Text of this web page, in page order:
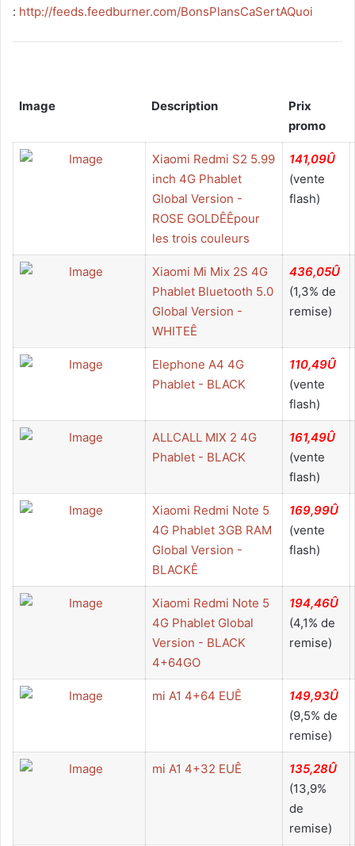
: http://feeds.feedburner.com/BonsPlansCaSertAQuoi
Image Description
Prix
promo
Xiaomi Redmi S2 5.99
inch 4G Phablet
Global Version -
ROSE GOLDÊÊpour
les trois couleurs
141,09Û
(vente
flash)
Xiaomi Mi Mix 2S 4G
Phablet Bluetooth 5.0
Global Version -
WHITEÊ
436,05Û
(1,3% de
remise)
Elephone A4 4G
Phablet - BLACK
110,49Û
(vente
flash)
ALLCALL MIX 2 4G
Phablet - BLACK
161,49Û
(vente
flash)
Xiaomi Redmi Note 5
4G Phablet 3GB RAM
Global Version -
BLACKÊ
169,99Û
(vente
flash)
Xiaomi Redmi Note 5
4G Phablet Global
Version - BLACK
4+64GO
194,46Û
(4,1% de
remise)
mi A1 4+64 EUÊ
149,93Û
(9,5% de
remise)
mi A1 4+32 EUÊ
135,28Û
(13,9%
de
remise)